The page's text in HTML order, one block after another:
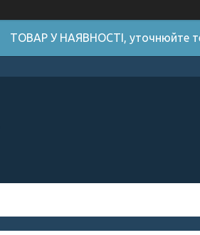
ТОВАР У НАЯВНОСТІ, уточнюйте